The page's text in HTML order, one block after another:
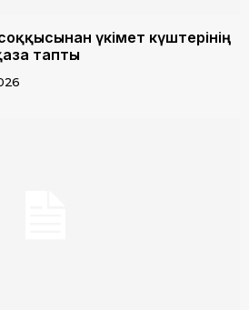
үкімет күштерінің
тапты